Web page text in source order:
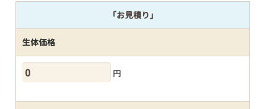
「お見積り」
生体価格
円